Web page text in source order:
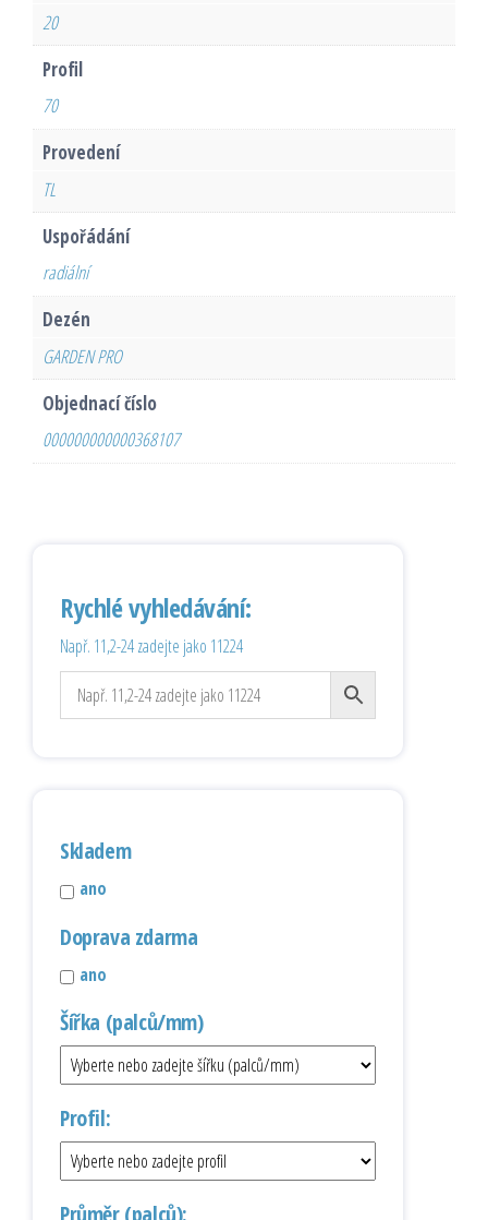
20
Profil
70
Provedení
TL
Uspořádání
radiální
Dezén
GARDEN PRO
Objednací číslo
000000000000368107
Rychlé vyhledávání:
Např. 11,2-24 zadejte jako 11224
Skladem
ano
Doprava zdarma
ano
Šířka (palců/mm)
Profil:
Průměr (palců):